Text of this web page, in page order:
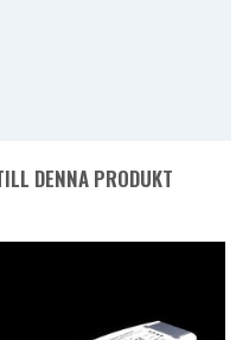
DENNA PRODUKT